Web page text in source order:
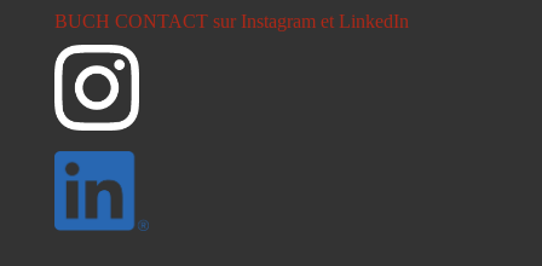
BUCH CONTACT sur Instagram et LinkedIn